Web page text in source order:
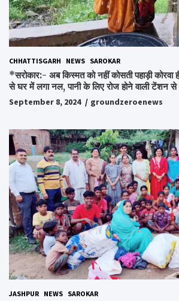
CHHATTISGARH NEWS SAROKAR
*सरोकार:- अब किस्मत को नहीं कोसती पहाड़ी कोरवा
से घर में लगा नल, पानी के लिए रोज होने वाली टेंशन से
September 8, 2024 groundzeroenews
JASHPUR NEWS SAROKAR